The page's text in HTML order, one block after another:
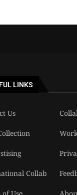
LINKS
Us
Collab